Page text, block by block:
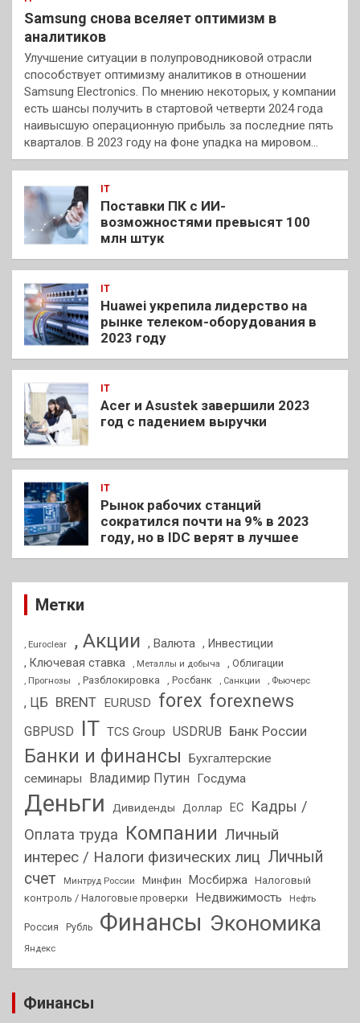
Samsung снова вселяет оптимизм в
аналитиков
Улучшение ситуации в полупроводниковой отрасли
способствует оптимизму аналитиков в отношении
Samsung Electronics. По мнению некоторых, у компании
есть шансы получить в стартовой четверти 2024 года
наивысшую операционную прибыль за последние пять
кварталов. В 2023 году на фоне упадка на мировом…
IT
Поставки ПК с ИИ-
возможностями превысят 100
млн штук
IT
Huawei укрепила лидерство на
рынке телеком-оборудования в
2023 году
IT
Acer и Asustek завершили 2023
год с падением выручки
IT
Рынок рабочих станций
сократился почти на 9% в 2023
году, но в IDC верят в лучшее
Метки
, Euroclear , Акции , Валюта , Инвестиции
, Ключевая ставка
, Металлы и добыча , Облигации
, Прогнозы , Разблокировка , Росбанк , Санкции , Фьючерс
, ЦБ BRENT EURUSD forex forexnews
GBPUSD IT TCS Group USDRUB Банк России
Банки и финансы
Бухгалтерские
семинары
Владимир Путин Госдума
Деньги Дивиденды Доллар ЕС
Кадры /
Оплата труда Компании Личный
интерес / Налоги физических лиц Личный
счет
Минтруд России Минфин Мосбиржа Налоговый
контроль / Налоговые проверки
Недвижимость Нефть
Россия Рубль Финансы Экономика
Яндекс
Финансы